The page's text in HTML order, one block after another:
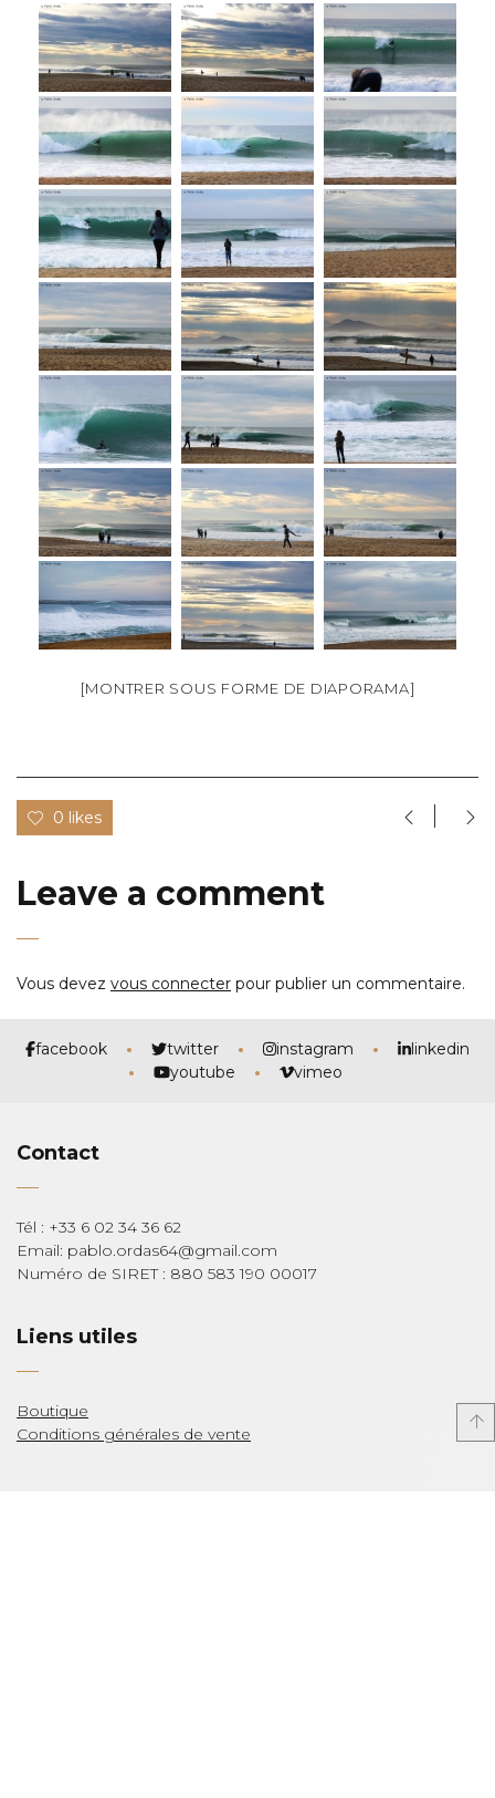
[MONTRER SOUS FORME DE DIAPORAMA]
0 likes
Leave a comment
Vous devez vous connecter pour publier un commentaire.
facebook twitter instagram
linkedin
youtube
vimeo
Contact
Tél : +33 6 02 34 36 62
Email: pablo.ordas64@gmail.com
Numéro de SIRET : 880 583 190 00017
Liens utiles
Boutique
Conditions générales de vente